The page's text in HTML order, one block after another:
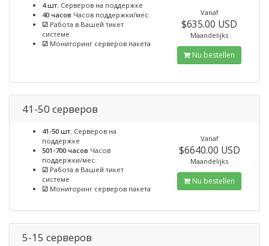
4 шт. Серверов на поддержке
40 часов Часов поддержки/мес.
☑ Работа в Вашей тикет
системе
☑ Мониторинг серверов пакета
Vanaf
$635.00 USD
Maandelijks
Nu bestellen
41-50 серверов
41-50 шт. Серверов на
поддержке
501-700 часов Часов
поддержки/мес.
☑ Работа в Вашей тикет
системе
☑ Мониторинг серверов пакета
Vanaf
$6640.00 USD
Maandelijks
Nu bestellen
5-15 серверов